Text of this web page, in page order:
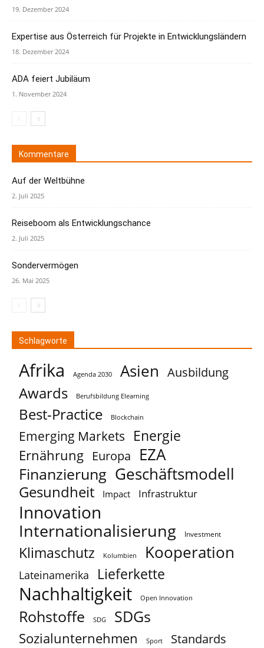
19. Dezember 2024
Expertise aus Österreich für Projekte in Entwicklungsländern
18. Dezember 2024
ADA feiert Jubiläum
1. November 2024
Kommentare
Auf der Weltbühne
2. Juli 2025
Reiseboom als Entwicklungschance
2. Juli 2025
Sondervermögen
26. Mai 2025
Schlagworte
Afrika Agenda 2030 Asien Ausbildung
Awards Berufsbildung Elearning
Best-Practice Blockchain
Emerging Markets Energie
Ernährung Europa EZA
Finanzierung Geschäftsmodell
Gesundheit Impact Infrastruktur
Innovation
Internationalisierung Investment
Klimaschutz Kolumbien Kooperation
Lateinamerika Lieferkette
Nachhaltigkeit Open Innovation
Rohstoffe SDG SDGs
Sozialunternehmen Sport Standards